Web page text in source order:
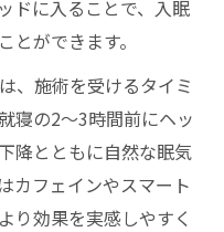
ドに入ることで、入眠
とができます。
、施術を受けるタイミ
寝の2〜3時間前にヘッ
降とともに自然な眠気
カフェインやスマート
り効果を実感しやすく